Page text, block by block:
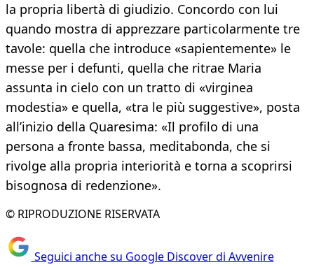
la propria libertà di giudizio. Concordo con lui
quando mostra di apprezzare particolarmente tre
tavole: quella che introduce «sapientemente» le
messe per i defunti, quella che ritrae Maria
assunta in cielo con un tratto di «virginea
modestia» e quella, «tra le più suggestive», posta
all’inizio della Quaresima: «Il profilo di una
persona a fronte bassa, meditabonda, che si
rivolge alla propria interiorità e torna a scoprirsi
bisognosa di redenzione».
© RIPRODUZIONE RISERVATA
Seguici anche su Google Discover di Avvenire